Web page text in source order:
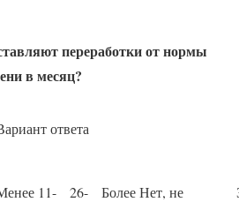
переработки от нормы
в месяц?
ответа
11-
26-
БолееНет, не